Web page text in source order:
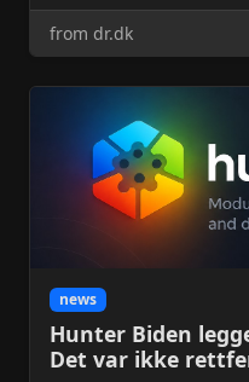
from dr.dk
news
Hunter Biden
Det var ikke